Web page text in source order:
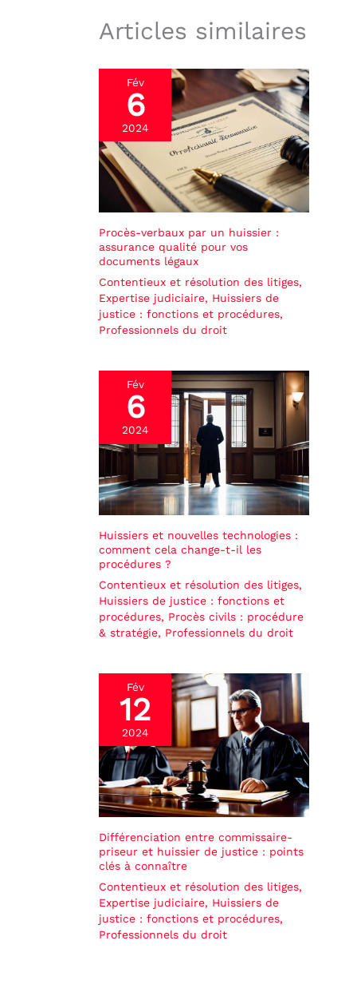
Articles similaires
Fév
6
2024
Procès-verbaux par un huissier :
assurance qualité pour vos
documents légaux
Contentieux et résolution des litiges,
Expertise judiciaire, Huissiers de
justice : fonctions et procédures,
Professionnels du droit
Fév
6
2024
Huissiers et nouvelles technologies :
comment cela change-t-il les
procédures ?
Contentieux et résolution des litiges,
Huissiers de justice : fonctions et
procédures, Procès civils : procédure
& stratégie, Professionnels du droit
Fév
12
2024
Différenciation entre commissaire-
priseur et huissier de justice : points
clés à connaître
Contentieux et résolution des litiges,
Expertise judiciaire, Huissiers de
justice : fonctions et procédures,
Professionnels du droit